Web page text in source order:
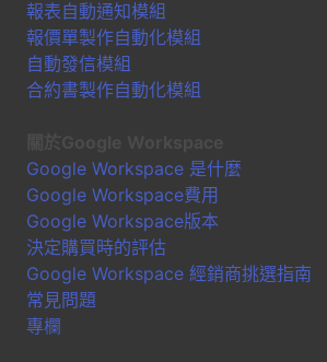
報表自動通知模組
報價單製作自動化模組
自動發信模組
合約書製作自動化模組
Google Workspace 是什麼
Google Workspace費用
Google Workspace版本
決定購買時的評估
Google Workspace 經銷商挑選指南
常見問題
專欄